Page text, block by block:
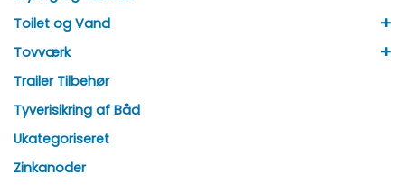
Toilet og Vand
+
Tovværk +
Trailer Tilbehør
Tyverisikring af Båd
Ukategoriseret
Zinkanoder